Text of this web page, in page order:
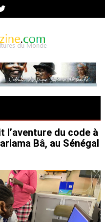
l’aventure du code à
Bâ, au Sénégal